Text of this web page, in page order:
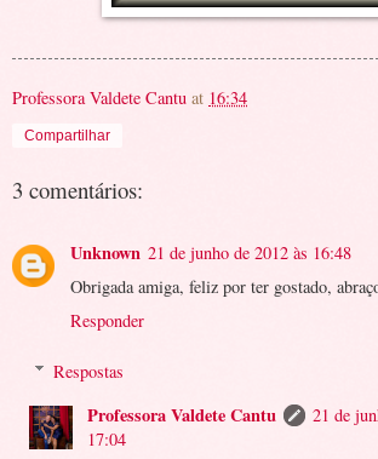
Professora Valdete Cantu at 16:34
Compartilhar
3 comentários:
Unknown 21 de junho de 2012 às 16:48
Obrigada amiga, feliz por ter gostado,
Responder
Respostas
Professora Valdete Cantu
21 de
17:04